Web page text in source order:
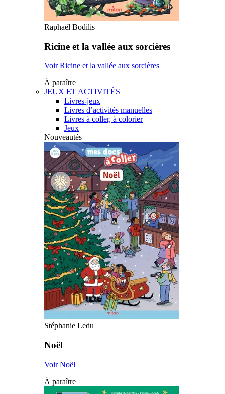
Raphaël Bodilis
Ricine et la vallée aux sorcières
Voir Ricine et la vallée aux sorcières
À paraître
JEUX ET ACTIVITÉS
Livres-jeux
Livres d’activités manuelles
Livres à coller, à colorier
Jeux
Nouveautés
Stéphanie Ledu
Noël
Voir Noël
À paraître